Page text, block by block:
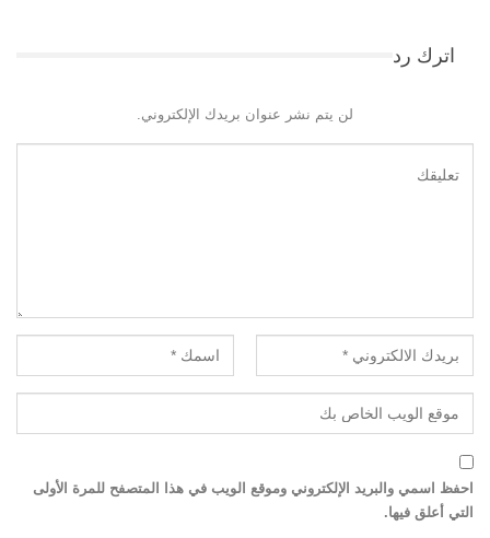
اترك رد
لن يتم نشر عنوان بريدك الإلكتروني.
احفظ اسمي والبريد الإلكتروني وموقع الويب في هذا المتصفح للمرة الأولى
التي أعلق فيها.